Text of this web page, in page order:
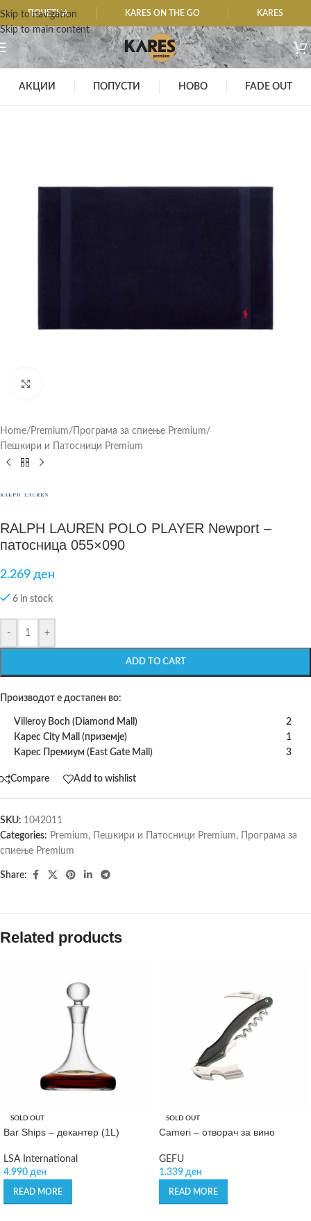
Skip to navigation
Skip to main content
ПОЧЕТНА KARES ON THE GO KARES
АКЦИИ ПОПУСТИ НОВО FADE OUT
Home/ Premium/ Програма за спиење Premium/
Пешкири и Патосници Premium
RALPH LAUREN POLO PLAYER Newport –
патосница 055×090
2.269 ден
6 in stock
- +
ADD TO CART
Производот е достапен во:
Villeroy Boch (Diamond Mall)
2
Карес City Mall (приземје)
1
Карес Премиум (East Gate Mall)
3
Compare Add to wishlist
SKU: 1042011
Categories: Premium, Пешкири и Патосници Premium,
Програма за
спиење Premium
Share:
Related products
SOLD OUT
Bar Ships – декантер (1L)
LSA International
4.990 ден
READ MORE
SOLD OUT
Cameri – отворач за вино
GEFU
1.339 ден
READ MORE